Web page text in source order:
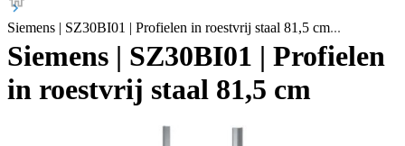
Siemens | SZ30BI01 | Profielen in roestvrij staal 81,5 cm
Siemens | SZ30BI01 | Profielen
in roestvrij staal 81,5 cm